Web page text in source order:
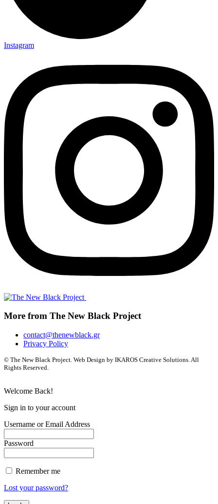
Instagram
More from The New Black Project
contact@thenewblack.gr
Privacy Policy
© The New Black Project. Web Design by IKAROS Creative Solutions. All
Rights Reserved.
Welcome Back!
Sign in to your account
Username or Email Address
Password
Remember me
Lost your password?